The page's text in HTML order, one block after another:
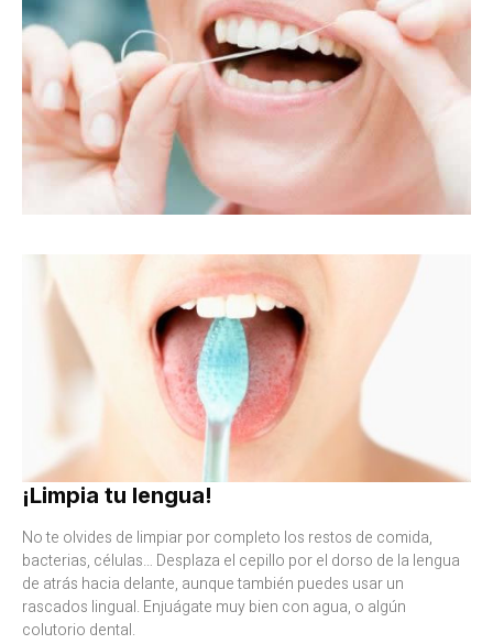
¡Limpia tu lengua!
No te olvides de limpiar por completo los restos de comida,
bacterias, células… Desplaza el cepillo por el dorso de la lengua
de atrás hacia delante, aunque también puedes usar un
rascados lingual. Enjuágate muy bien con agua, o algún
colutorio dental.